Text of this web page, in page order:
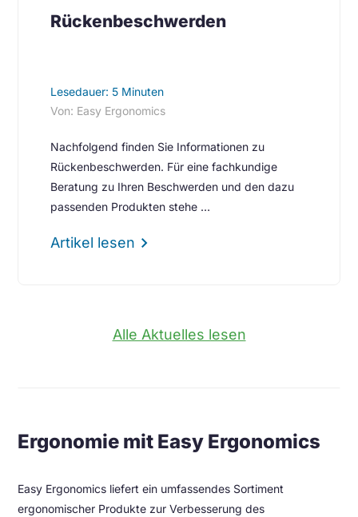
Rückenbeschwerden
Lesedauer: 5 Minuten
Von: Easy Ergonomics
Nachfolgend finden Sie Informationen zu
Rückenbeschwerden. Für eine fachkundige
Beratung zu Ihren Beschwerden und den dazu
passenden Produkten stehe …
Artikel lesen chevron_right
Alle Aktuelles lesen
Ergonomie mit Easy Ergonomics
Easy Ergonomics liefert ein umfassendes Sortiment
ergonomischer Produkte zur Verbesserung des